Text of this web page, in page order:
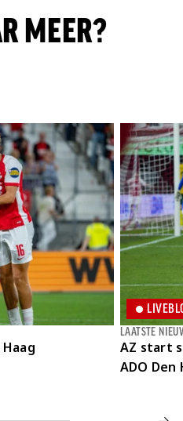
MEER?
AZ start
ADO Den
LAATSTE